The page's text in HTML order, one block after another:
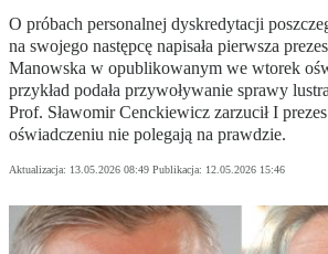
O próbach personalnej dyskredytacji
na swojego następcę napisała pierwsza
Manowska w opublikowanym we wtorek
przykład podała przywoływanie sprawy
Prof. Sławomir Cenckiewicz zarzucił I
oświadczeniu nie polegają na prawdzie.
Aktualizacja: 13.05.2026 08:49 Publikacja: 12.05.2026 15:46